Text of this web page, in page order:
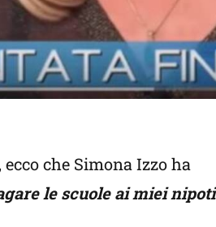
che Simona Izzo ha
le scuole ai miei nipoti